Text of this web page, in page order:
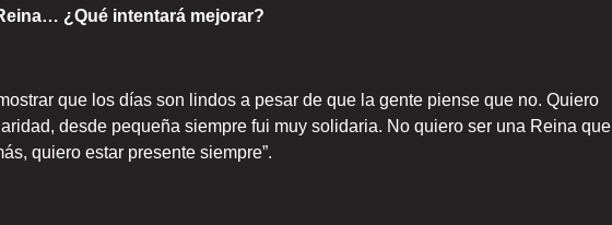
¿Qué intentará mejorar?
que los días son lindos a pesar de que la gente piense que no. Quiero
desde pequeña siempre fui muy solidaria. No quiero ser una Reina que
quiero estar presente siempre”.